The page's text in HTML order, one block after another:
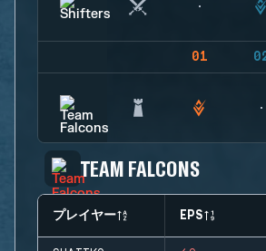
01
TEAM FALCONS
プレイヤー EPS